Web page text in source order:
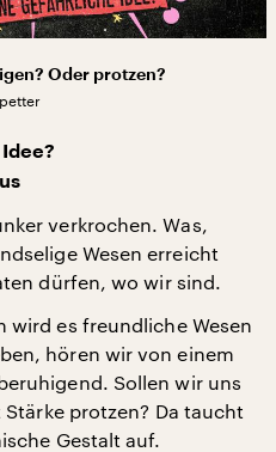
Oder protzen?
verkrochen. Was,
Wesen erreicht
dürfen, wo wir sind.
wird es freundliche Wesen
hören wir von einem
Sollen wir uns
protzen? Da taucht
Gestalt auf.